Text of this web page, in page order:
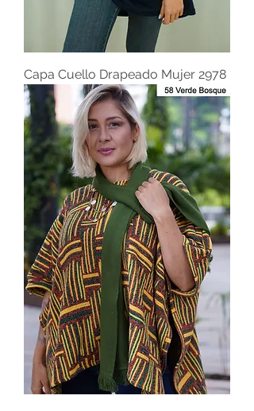
Capa Cuello Drapeado Mujer 2978